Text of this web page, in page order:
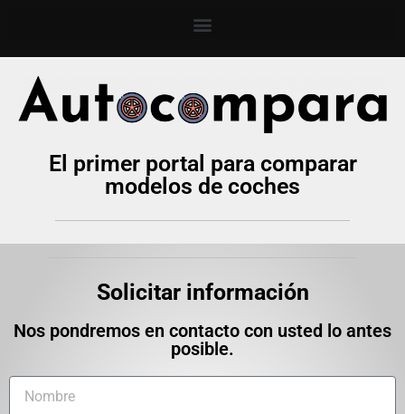
El primer portal para comparar
modelos de coches
Solicitar información
Nos pondremos en contacto con usted lo antes
posible.